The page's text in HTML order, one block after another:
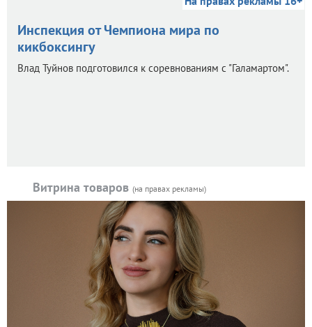
Инспекция от Чемпиона мира по
кикбоксингу
Влад Туйнов подготовился к соревнованиям с "Галамартом".
Витрина товаров (на правах рекламы)